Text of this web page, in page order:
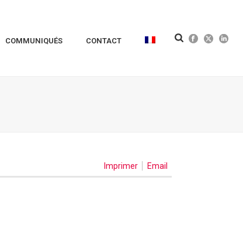
COMMUNIQUÉS CONTACT
Imprimer Email